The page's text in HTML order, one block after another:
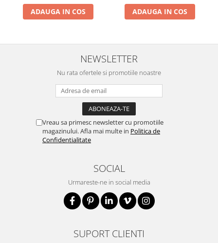
ADAUGA IN COS ADAUGA IN COS
NEWSLETTER
Nu rata ofertele si promotiile noastre
Vreau sa primesc newsletter cu promotiile
magazinului. Afla mai multe in Politica de
Confidentialitate
SOCIAL
Urmareste-ne in social media
SUPORT CLIENTI